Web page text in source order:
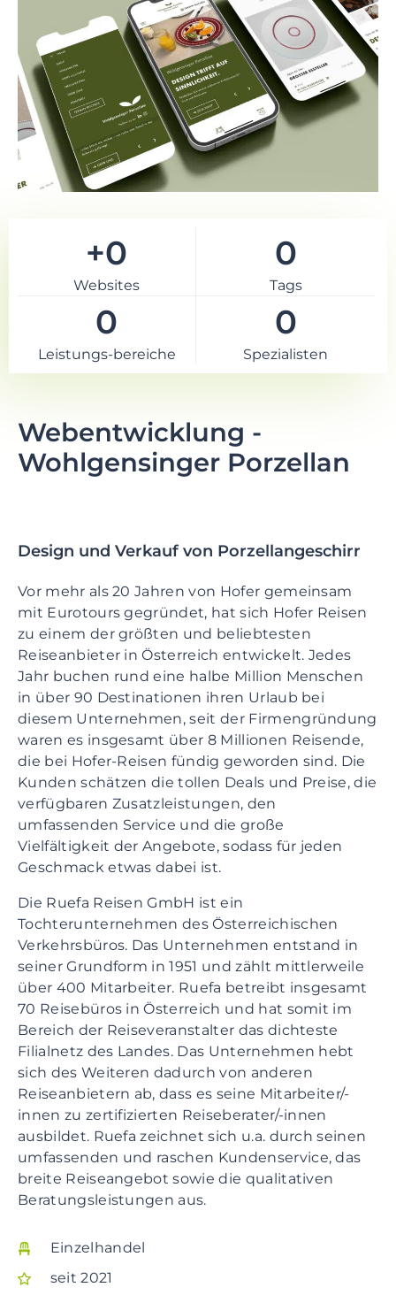
Websites
+0
Tags
0
Leistungs-bereiche
0
Spezialisten
0
Webentwicklung -
Wohlgensinger Porzellan
Design und Verkauf von Porzellangeschirr
Vor mehr als 20 Jahren von Hofer gemeinsam
mit Eurotours gegründet, hat sich Hofer Reisen
zu einem der größten und beliebtesten
Reiseanbieter in Österreich entwickelt. Jedes
Jahr buchen rund eine halbe Million Menschen
in über 90 Destinationen ihren Urlaub bei
diesem Unternehmen, seit der Firmengründung
waren es insgesamt über 8 Millionen Reisende,
die bei Hofer-Reisen fündig geworden sind. Die
Kunden schätzen die tollen Deals und Preise, die
verfügbaren Zusatzleistungen, den
umfassenden Service und die große
Vielfältigkeit der Angebote, sodass für jeden
Geschmack etwas dabei ist.
Die Ruefa Reisen GmbH ist ein
Tochterunternehmen des Österreichischen
Verkehrsbüros. Das Unternehmen entstand in
seiner Grundform in 1951 und zählt mittlerweile
über 400 Mitarbeiter. Ruefa betreibt insgesamt
70 Reisebüros in Österreich und hat somit im
Bereich der Reiseveranstalter das dichteste
Filialnetz des Landes. Das Unternehmen hebt
sich des Weiteren dadurch von anderen
Reiseanbietern ab, dass es seine Mitarbeiter/-
innen zu zertifizierten Reiseberater/-innen
ausbildet. Ruefa zeichnet sich u.a. durch seinen
umfassenden und raschen Kundenservice, das
breite Reiseangebot sowie die qualitativen
Beratungsleistungen aus.
Einzelhandel
seit 2021